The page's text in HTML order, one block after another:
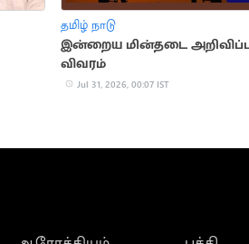
தமிழ் நாடு
இன்றைய மின்தடை
விவரம்
Jul 31, 2026, 00:07 IST